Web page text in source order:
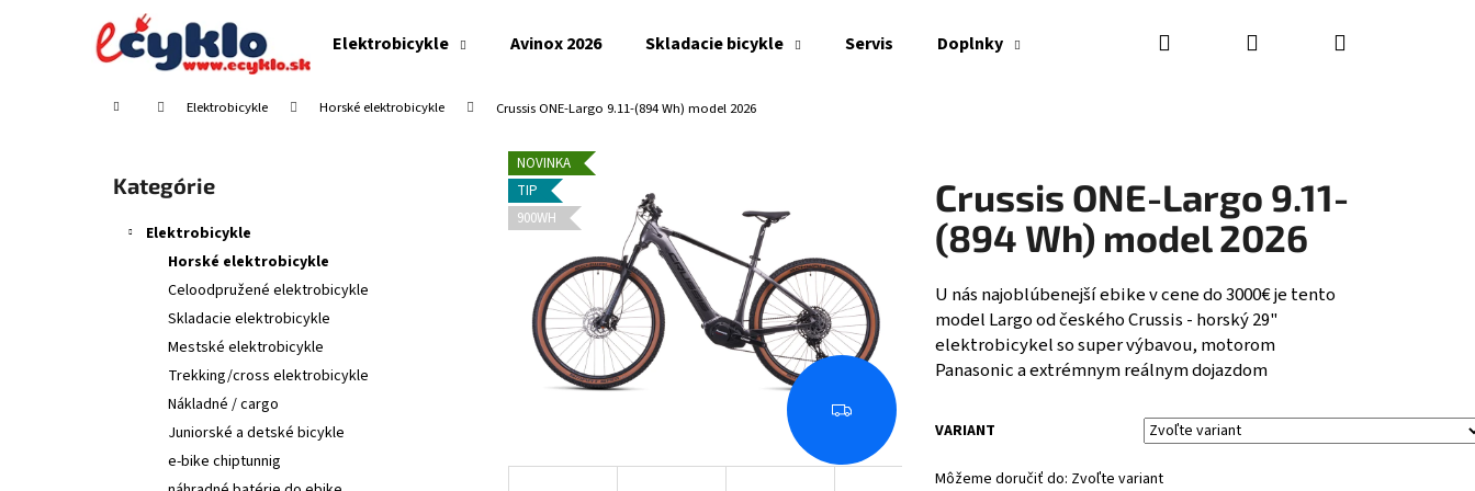
Elektrobicykle Avinox 2026 Skladacie bicykle Servis Doplnky Hľadať PrihlásenieNákupný
Domov Elektrobicykle Horské elektrobicykle Crussis ONE-Largo 9.11-(894 Wh) model 2026
Preskočiť
kategórie
Kategórie
Elektrobicykle
Horské elektrobicykle
Celoodpružené elektrobicykle
Skladacie elektrobicykle
Mestské elektrobicykle
Trekking/cross elektrobicykle
Nákladné / cargo
Juniorské a detské bicykle
e-bike chiptunnig
Crussis ONE-Largo 9.11-
(894 Wh) model 2026
U nás najoblúbenejší ebike v cene do 3000€ je tento
model Largo od českého Crussis - horský 29"
elektrobicykel so super výbavou, motorom
Panasonic a extrémnym reálnym dojazdom
VARIANT
Môžeme doručiť do: Zvoľte variant
NOVINKA
TIP
900WH
Z
A
Späť
Späť
Čo potrebujete nájsť?
Odporúčame
Nasledujúce